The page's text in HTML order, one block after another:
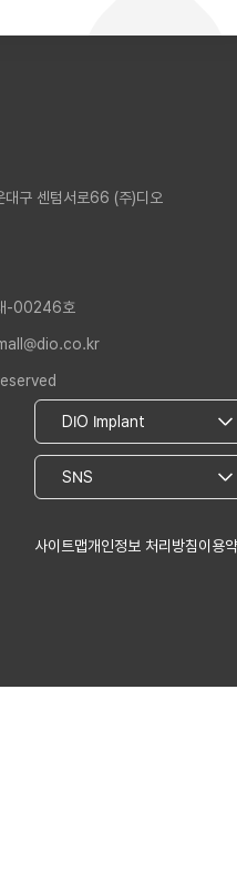
대구 센텀서로66 (주)디오
-00246호
사이트맵개인정보 처리방침이용